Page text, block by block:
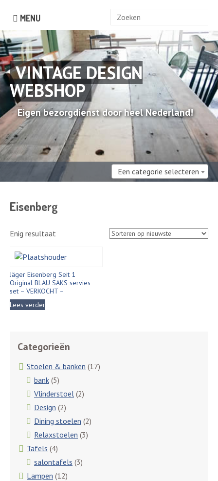
MENU
Zoek
VINTAGE DESIGN
WEBSHOP
Eigen bezorgdienst door heel Nederland!
Een categorie selecteren
Eisenberg
Enig resultaat
Jäger Eisenberg Seit 1
Original BLAU SAKS servies
set – VERKOCHT –
Lees verder
Categorieën
Stoelen & banken (17)
bank (5)
Vlinderstoel (2)
Design (2)
Dining stoelen (2)
Relaxstoelen (3)
Tafels (4)
salontafels (3)
Lampen (12)